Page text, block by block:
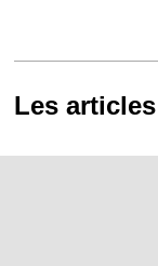
Les